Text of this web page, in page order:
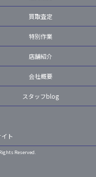
買取査定
特別作業
店舗紹介
会社概要
スタッフblog
ト
Reserved.